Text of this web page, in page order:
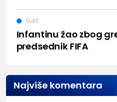
Infantinu žao zbog
predsednik FIFA
9:45
Najviše komentara